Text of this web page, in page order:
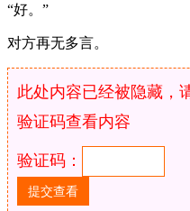
“好。”
对方再无多言。
此处内容已经被隐藏，
验证码查看内容
验证码：